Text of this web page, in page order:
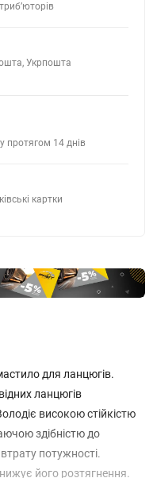
Укрпошта
протягом 14 днів
картки
для ланцюгів.
ланцюгів
високою стійкістю
здібністю до
потужності.
його розтягнення.